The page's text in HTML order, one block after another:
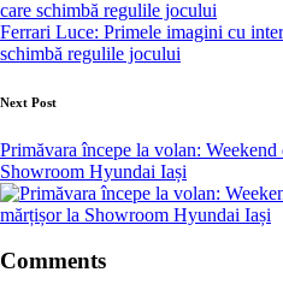
Ferrari Luce: Primele imagini cu
schimbă regulile jocului
Next Post
Primăvara începe la volan:
Showroom Hyundai Iași
Comments